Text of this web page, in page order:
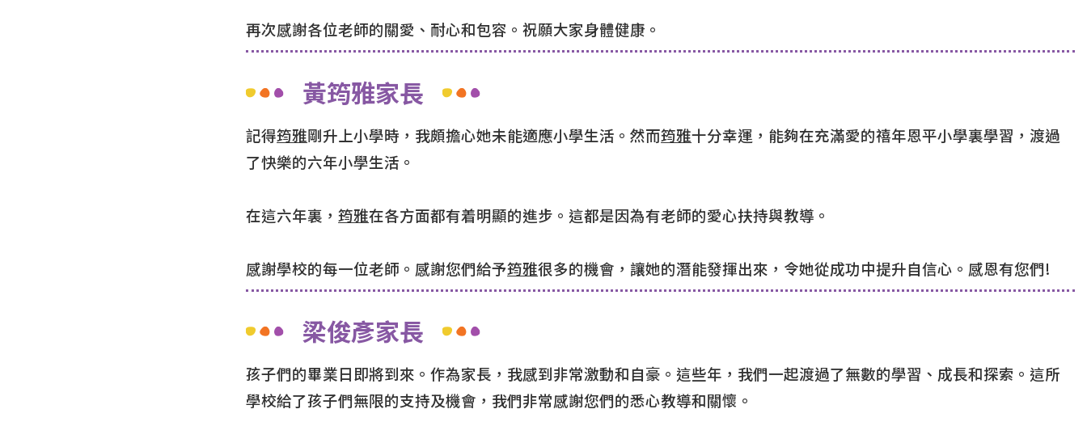
再次感謝各位老師的關愛、耐心和包容。祝願大家身體健康。
黃筠雅家長
記得筠雅剛升上小學時，我頗擔心她未能適應小學生活。然而筠雅十分幸運，能夠在充滿愛的禧年恩平小學裏學習，渡過
了快樂的六年小學生活。
在這六年裏，筠雅在各方面都有着明顯的進步。這都是因為有老師的愛心扶持與教導。
感謝學校的每一位老師。感謝您們給予筠雅很多的機會，讓她的潛能發揮出來，令她從成功中提升自信心。感恩有您們!
梁俊彥家長
孩子們的畢業日即將到來。作為家長，我感到非常激動和自豪。這些年，我們一起渡過了無數的學習、成長和探索。這所
學校給了孩子們無限的支持及機會，我們非常感謝您們的悉心教導和關懷。